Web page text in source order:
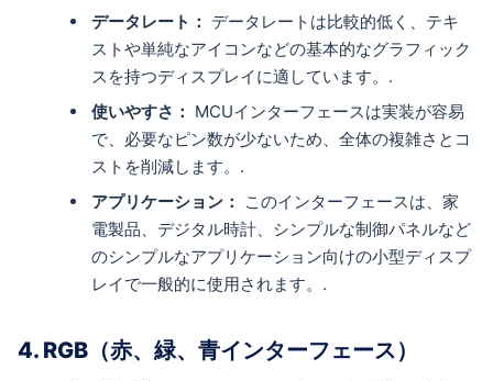
データレート： データレートは比較的低く、テキ
ストや単純なアイコンなどの基本的なグラフィック
スを持つディスプレイに適しています。.
使いやすさ： MCUインターフェースは実装が容易
で、必要なピン数が少ないため、全体の複雑さとコ
ストを削減します。.
アプリケーション：
このインターフェースは、家
電製品、デジタル時計、シンプルな制御パネルなど
のシンプルなアプリケーション向けの小型ディスプ
レイで一般的に使用されます。.
4. RGB（赤、緑、青インターフェース）